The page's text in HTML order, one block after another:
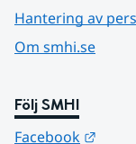
Hantering av
Om smhi.se
Följ SMHI
Facebook